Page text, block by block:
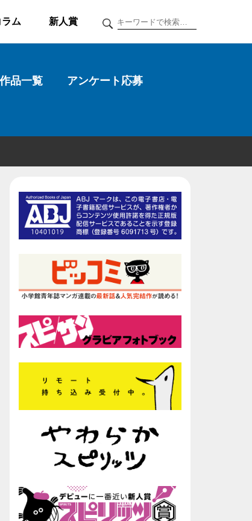
ム 新人賞
作品一覧 アンケート応募